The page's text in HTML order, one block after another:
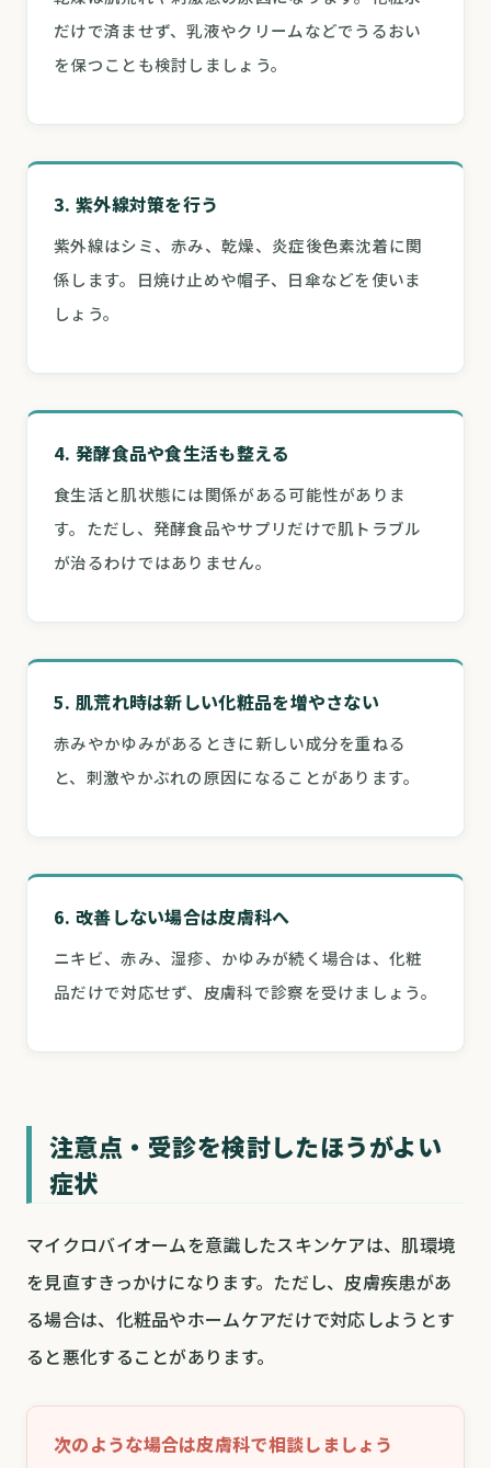
だけで済ませず、乳液やクリームなどでうるおい
を保つことも検討しましょう。
3. 紫外線対策を行う
紫外線はシミ、赤み、乾燥、炎症後色素沈着に関
係します。日焼け止めや帽子、日傘などを使いま
しょう。
4. 発酵食品や食生活も整える
食生活と肌状態には関係がある可能性がありま
す。ただし、発酵食品やサプリだけで肌トラブル
が治るわけではありません。
5. 肌荒れ時は新しい化粧品を増やさない
赤みやかゆみがあるときに新しい成分を重ねる
と、刺激やかぶれの原因になることがあります。
6. 改善しない場合は皮膚科へ
ニキビ、赤み、湿疹、かゆみが続く場合は、化粧
品だけで対応せず、皮膚科で診察を受けましょう。
注意点・受診を検討したほうがよい
症状
マイクロバイオームを意識したスキンケアは、肌環境
を見直すきっかけになります。ただし、皮膚疾患があ
る場合は、化粧品やホームケアだけで対応しようとす
ると悪化することがあります。
次のような場合は皮膚科で相談しましょう